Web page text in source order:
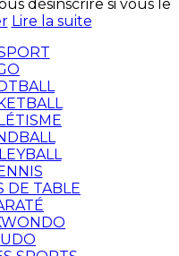
désinscrire si vous le
Lire la suite
DE TABLE